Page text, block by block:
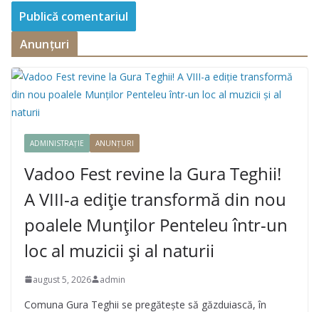
Anunțuri
ADMINISTRAȚIE ANUNȚURI
Vadoo Fest revine la Gura Teghii!
A VIII-a ediție transformă din nou
poalele Munților Penteleu într-un
loc al muzicii și al naturii
august 5, 2026 admin
Comuna Gura Teghii se pregătește să găzduiască, în